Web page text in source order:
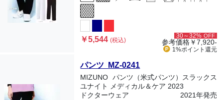
￥5,544(税込)
30～32% OFF
参考価格￥7,920-
1%ポイント 還元
パンツ MZ-0241
MIZUNO パンツ（米式パンツ）スラックス
ユナイト メディカル＆ケア 2023
ドクターウェア
2021年発売